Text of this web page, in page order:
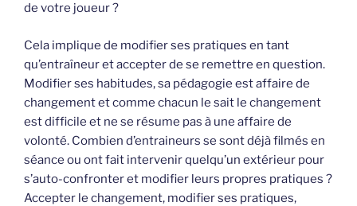
de votre joueur ?
Cela implique de modifier ses pratiques en tant
qu’entraîneur et accepter de se remettre en question.
Modifier ses habitudes, sa pédagogie est affaire de
changement et comme chacun le sait le changement
est difficile et ne se résume pas à une affaire de
volonté. Combien d’entraineurs se sont déjà filmés en
séance ou ont fait intervenir quelqu’un extérieur pour
s’auto-confronter et modifier leurs propres pratiques ?
Accepter le changement, modifier ses pratiques,